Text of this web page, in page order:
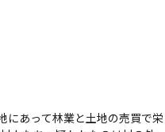
にあって林業と土地の売買で栄